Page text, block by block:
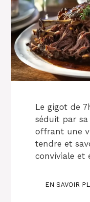
Le gigot de
séduit par
offrant une
tendre et
conviviale et
EN SAVOIR